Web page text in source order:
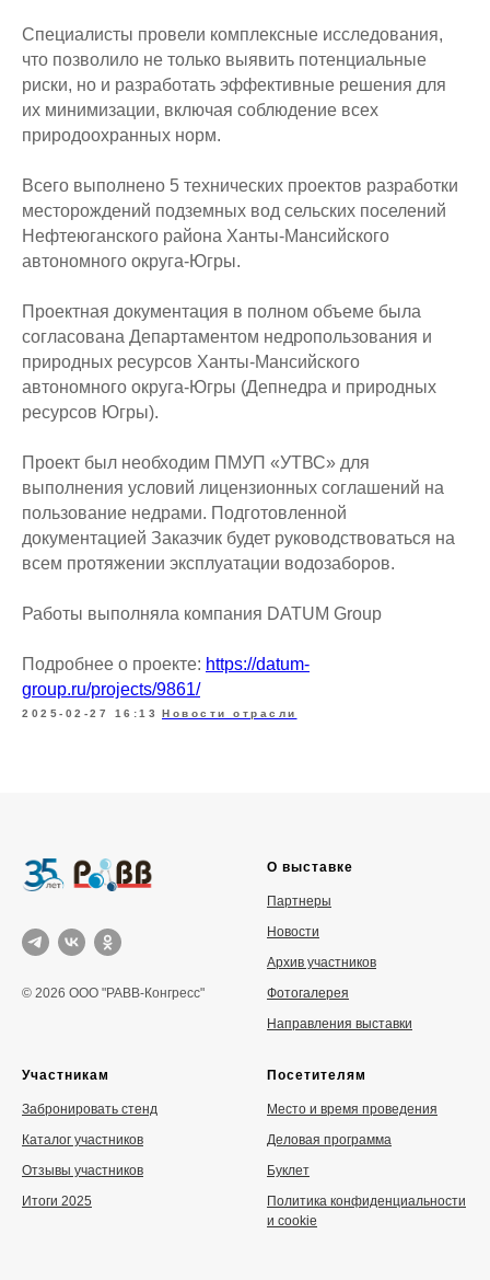
Специалисты провели комплексные исследования,
что позволило не только выявить потенциальные
риски, но и разработать эффективные решения для
их минимизации, включая соблюдение всех
природоохранных норм.
Всего выполнено 5 технических проектов разработки
месторождений подземных вод сельских поселений
Нефтеюганского района Ханты-Мансийского
автономного округа-Югры.
Проектная документация в полном объеме была
согласована Департаментом недропользования и
природных ресурсов Ханты-Мансийского
автономного округа-Югры (Депнедра и природных
ресурсов Югры).
Проект был необходим ПМУП «УТВС» для
выполнения условий лицензионных соглашений на
пользование недрами. Подготовленной
документацией Заказчик будет руководствоваться на
всем протяжении эксплуатации водозаборов.
Работы выполняла компания DATUM Group
Подробнее о проекте: https://datum-
group.ru/projects/9861/
2025-02-27 16:13 Новости отрасли
© 2026 ООО "РАВВ-Конгресс"
О выставке
Партнеры
Новости
Архив участников
Фотогалерея
Направления выставки
Участникам
Забронировать стенд
Каталог участников
Отзывы участников
Итоги 2025
Посетителям
Место и время проведения
Деловая программа
Буклет
Политика конфиденциальности
и cookie